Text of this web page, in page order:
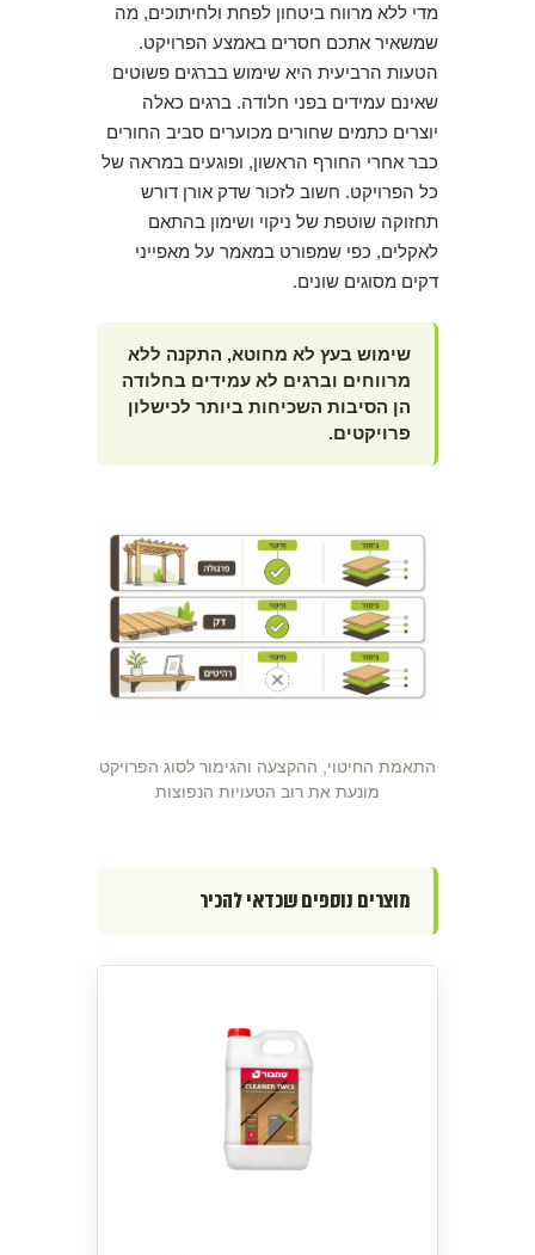
מדי ללא מרווח ביטחון לפחת ולחיתוכים, מה
שמשאיר אתכם חסרים באמצע הפרויקט.
הטעות הרביעית היא שימוש בברגים פשוטים
שאינם עמידים בפני חלודה. ברגים כאלה
יוצרים כתמים שחורים מכוערים סביב החורים
כבר אחרי החורף הראשון, ופוגעים במראה של
כל הפרויקט. חשוב לזכור שדק אורן דורש
תחזוקה שוטפת של ניקוי ושימון בהתאם
לאקלים, כפי שמפורט במאמר על מאפייני
דקים מסוגים שונים.
שימוש בעץ לא מחוטא, התקנה ללא
מרווחים וברגים לא עמידים בחלודה
הן הסיבות השכיחות ביותר לכישלון
פרויקטים.
התאמת החיטוי, ההקצעה והגימור לסוג הפרויקט
מונעת את רוב הטעויות הנפוצות
מוצרים נוספים שכדאי להכיר